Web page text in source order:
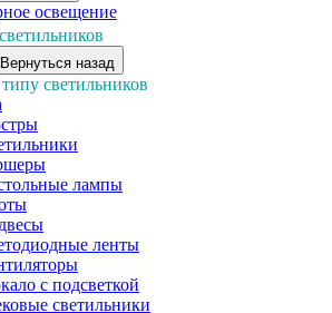
освещение
Вернуться назад
светильников
лампы
ленты
с подсветкой
светильники